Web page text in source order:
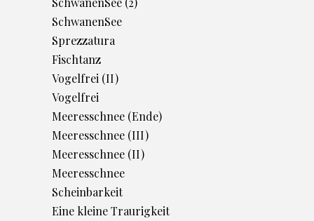
SchwanenSee
Sprezzatura
Fischtanz
Vogelfrei (II)
Vogelfrei
Meeresschnee (Ende)
Meeresschnee (III)
Meeresschnee (II)
Meeresschnee
Scheinbarkeit
Eine kleine Traurigkeit